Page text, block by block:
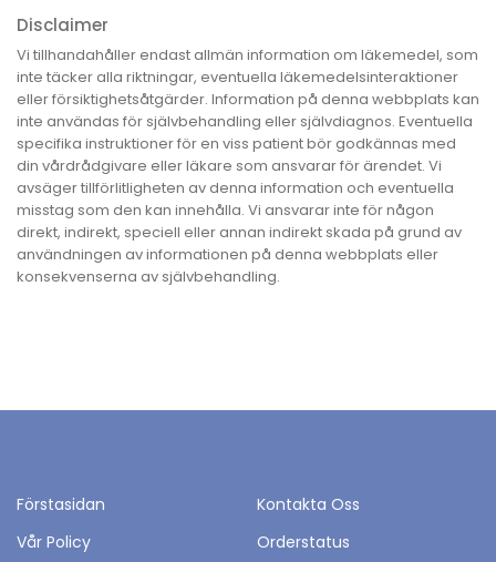
Disclaimer
Vi tillhandahåller endast allmän information om läkemedel, som
inte täcker alla riktningar, eventuella läkemedelsinteraktioner
eller försiktighetsåtgärder. Information på denna webbplats kan
inte användas för självbehandling eller självdiagnos. Eventuella
specifika instruktioner för en viss patient bör godkännas med
din vårdrådgivare eller läkare som ansvarar för ärendet. Vi
avsäger tillförlitligheten av denna information och eventuella
misstag som den kan innehålla. Vi ansvarar inte för någon
direkt, indirekt, speciell eller annan indirekt skada på grund av
användningen av informationen på denna webbplats eller
konsekvenserna av självbehandling.
Förstasidan
Kontakta Oss
Vår Policy
Orderstatus